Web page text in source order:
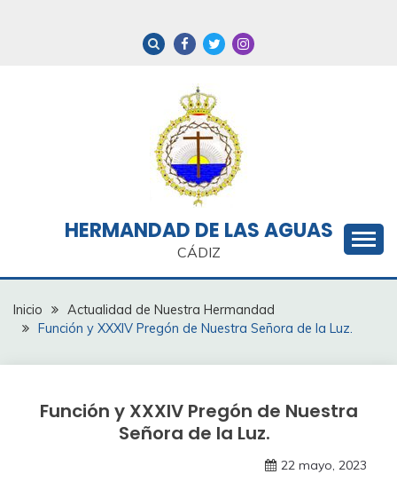
HERMANDAD DE LAS AGUAS
CÁDIZ
Inicio
Actualidad de Nuestra Hermandad
Función y XXXIV Pregón de Nuestra Señora de la Luz.
Función y XXXIV Pregón de Nuestra
Señora de la Luz.
22 mayo, 2023